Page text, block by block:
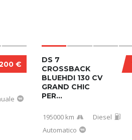
€
DS 7
CROSSBACK
BLUEHDI 130 CV
GRAND CHIC
PER...
195000 km
Diesel
Automatico